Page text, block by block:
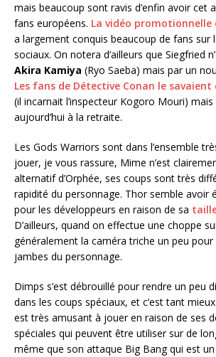
mais beaucoup sont ravis d’enfin avoir cet
fans européens. La vidéo promotionnelle
a largement conquis beaucoup de fans sur
sociaux. On notera d’ailleurs que Siegfried
Akira Kamiya (Ryo Saeba) mais par un
Les fans de Détective Conan le
(il incarnait l’inspecteur Kogoro Mouri)
aujourd’hui à la retraite.
Les Gods Warriors sont dans l’ensemble
jouer, je vous rassure, Mime n’est
alternatif d’Orphée, ses coups sont très
rapidité du personnage. Thor semble avoir
pour les développeurs en raison de sa
D’ailleurs, quand on effectue une choppe
généralement la caméra triche un peu
jambes du personnage.
Dimps s’est débrouillé pour rendre un peu
dans les coups spéciaux, et c’est tant
est très amusant à jouer en raison de ses
spéciales qui peuvent être utiliser sur de
même que son attaque Big Bang qui est